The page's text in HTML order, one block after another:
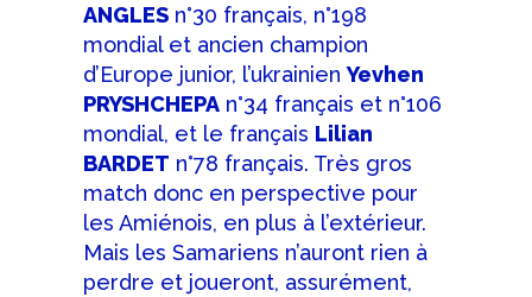
ANGLES n°30 français, n°198
mondial et ancien champion
d’Europe junior, l’ukrainienYevhen
PRYSHCHEPA n°34 français et n°106
mondial, et le français Lilian
BARDET n°78 français. Très gros
match donc en perspective pour
les Amiénois, en plus à l’extérieur.
Mais les Samariens n’auront rien à
perdre et joueront, assurément,